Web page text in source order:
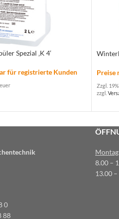
Spezial ‚K 4‘
für registrierte Kunden Preise
Zzgl.
zzgl.
0
88
8.00 –
13.00